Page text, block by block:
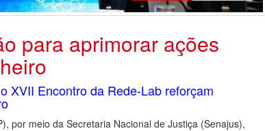
para aprimorar ações
XVII Encontro da Rede-Lab reforçam
por meio da Secretaria Nacional de Justiça (Senajus),